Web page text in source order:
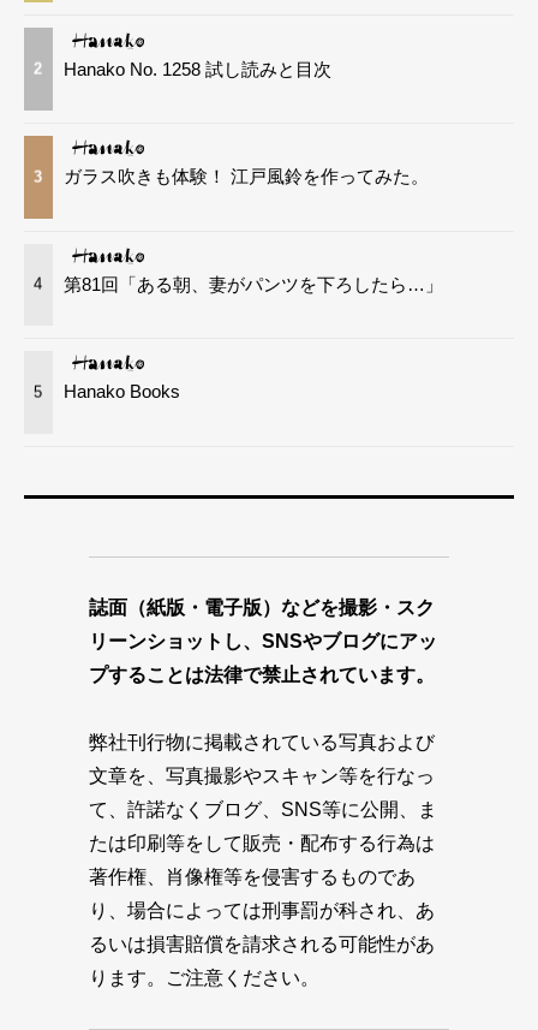
2 Hanako No. 1258 試し読みと目次
3 ガラス吹きも体験！ 江戸風鈴を作ってみた。
4 第81回「ある朝、妻がパンツを下ろしたら…」
5 Hanako Books
誌面（紙版・電子版）などを撮影・スク
リーンショットし、SNSやブログにアッ
プすることは法律で禁止されています。
弊社刊行物に掲載されている写真および
文章を、写真撮影やスキャン等を行なっ
て、許諾なくブログ、SNS等に公開、ま
たは印刷等をして販売・配布する行為は
著作権、肖像権等を侵害するものであ
り、場合によっては刑事罰が科され、あ
るいは損害賠償を請求される可能性があ
ります。ご注意ください。